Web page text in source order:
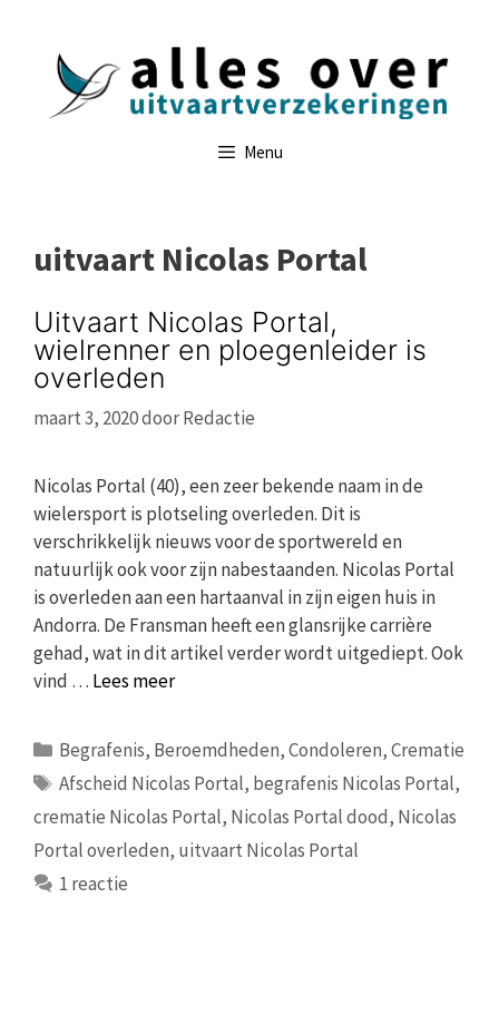
Menu
uitvaart Nicolas Portal
Uitvaart Nicolas Portal,
wielrenner en ploegenleider is
overleden
maart 3, 2020doorRedactie
Nicolas Portal (40), een zeer bekende naam in de
wielersport is plotseling overleden. Dit is
verschrikkelijk nieuws voor de sportwereld en
natuurlijk ook voor zijn nabestaanden. Nicolas Portal
is overleden aan een hartaanval in zijn eigen huis in
Andorra. De Fransman heeft een glansrijke carrière
gehad, wat in dit artikel verder wordt uitgediept. Ook
vind … Lees meer
Categorieën
Begrafenis, Beroemdheden,Condoleren,Crematie
Tags
Afscheid Nicolas Portal, begrafenis Nicolas Portal,
crematie Nicolas Portal, Nicolas Portal dood, Nicolas
Portal overleden, uitvaart Nicolas Portal
1 reactie